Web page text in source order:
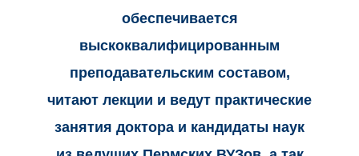
обеспечивается
выскоквалифицированным
преподавательским составом,
читают лекции и ведут практические
занятия доктора и кандидаты наук